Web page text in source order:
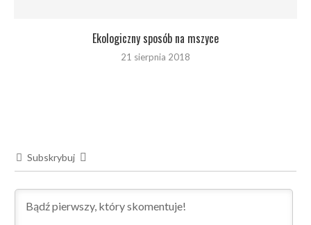
Ekologiczny sposób na mszyce
21 sierpnia 2018
Subskrybuj